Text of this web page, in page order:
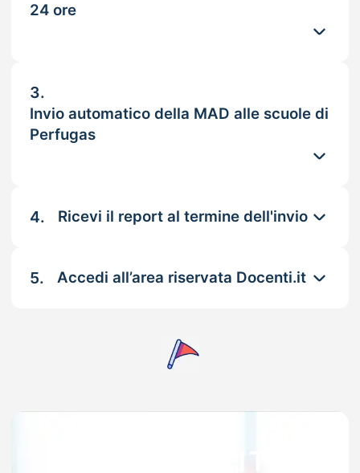
24 ore
3.
Invio automatico della MAD alle scuole di
Perfugas
4. Ricevi il report al termine dell'invio
5. Accedi all’area riservata Docenti.it